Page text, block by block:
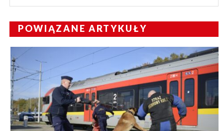
POWIĄZANE ARTYKUŁY